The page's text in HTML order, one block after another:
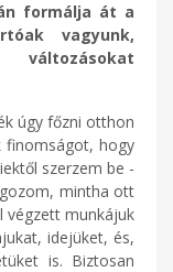
formálja át a
vagyunk,
úgy főzni otthon
finomságot, hogy
szerzem be -
mintha ott
végzett munkájuk
idejüket, és,
is. Biztosan